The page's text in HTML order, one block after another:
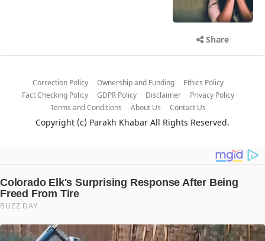
Share
Correction Policy Ownership and Funding
Ethics Policy
Fact Checking Policy
GDPR Policy Disclaimer
Privacy Policy
Terms and Conditions
About Us Contact Us
Copyright (c) Parakh Khabar All Rights Reserved.